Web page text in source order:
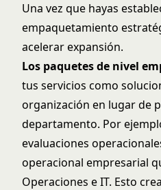
Una vez que hayas
empaquetamiento
acelerar expansión.
Los paquetes de nivel
tus servicios como
organización en lugar de
departamento. Por
evaluaciones
operacional empresarial
Operaciones e IT. Esto